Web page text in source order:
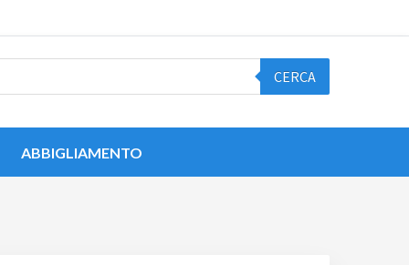
CERCA
ABBIGLIAMENTO